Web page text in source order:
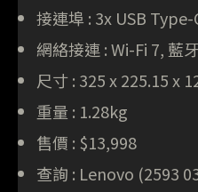
接連埠 : 3x USB
網絡接連 : Wi-Fi 7, 藍
尺寸 : 325 x 225.15 x
重量 : 1.28kg
售價 : $13,998
查詢 : Lenovo (2593